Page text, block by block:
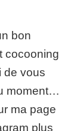
bon
cocooning
de vous
moment…
ma page
plus